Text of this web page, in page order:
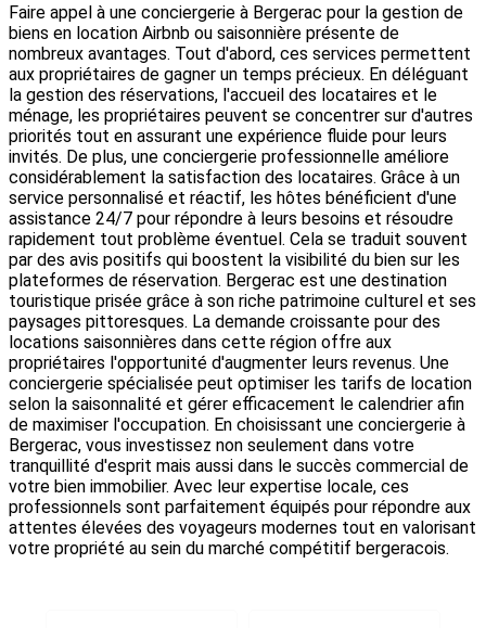
Faire appel à une conciergerie à Bergerac pour la gestion de
biens en location Airbnb ou saisonnière présente de
nombreux avantages. Tout d'abord, ces services permettent
aux propriétaires de gagner un temps précieux. En déléguant
la gestion des réservations, l'accueil des locataires et le
ménage, les propriétaires peuvent se concentrer sur d'autres
priorités tout en assurant une expérience fluide pour leurs
invités. De plus, une conciergerie professionnelle améliore
considérablement la satisfaction des locataires. Grâce à un
service personnalisé et réactif, les hôtes bénéficient d'une
assistance 24/7 pour répondre à leurs besoins et résoudre
rapidement tout problème éventuel. Cela se traduit souvent
par des avis positifs qui boostent la visibilité du bien sur les
plateformes de réservation. Bergerac est une destination
touristique prisée grâce à son riche patrimoine culturel et ses
paysages pittoresques. La demande croissante pour des
locations saisonnières dans cette région offre aux
propriétaires l'opportunité d'augmenter leurs revenus. Une
conciergerie spécialisée peut optimiser les tarifs de location
selon la saisonnalité et gérer efficacement le calendrier afin
de maximiser l'occupation. En choisissant une conciergerie à
Bergerac, vous investissez non seulement dans votre
tranquillité d'esprit mais aussi dans le succès commercial de
votre bien immobilier. Avec leur expertise locale, ces
professionnels sont parfaitement équipés pour répondre aux
attentes élevées des voyageurs modernes tout en valorisant
votre propriété au sein du marché compétitif bergeracois.